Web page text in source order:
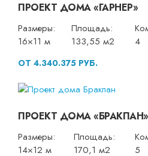
ПРОЕКТ ДОМА «ГАРНЕР»
Размеры:
16×11 м
Площадь:
133,55 м2
4
ОТ 4.340.375 РУБ.
ПРОЕКТ ДОМА «БРАКПАН»
Размеры:
14×12 м
Площадь:
170,1 м2
5